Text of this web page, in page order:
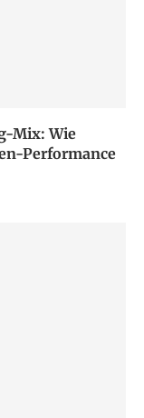
Mix: Wie
Performance